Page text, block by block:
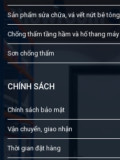
Sản phẩm sửa chữa, vá vết nứt bê tông
Chống thấm tầng hầm và hố thang máy
Sơn chống thấm
CHÍNH SÁCH
Chính sách bảo mật
Vận chuyển, giao nhận
Thời gian đặt hàng